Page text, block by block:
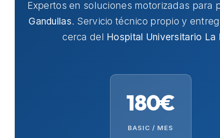
Expertos en soluciones motorizadas para
Gandullas. Servicio técnico propio y
cerca del Hospital Universitario La
180€
BASIC / MES